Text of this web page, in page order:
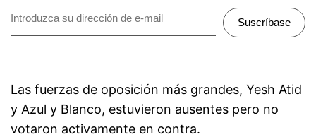
Suscríbase
Las fuerzas de oposición más grandes, Yesh Atid
y Azul y Blanco, estuvieron ausentes pero no
votaron activamente en contra.